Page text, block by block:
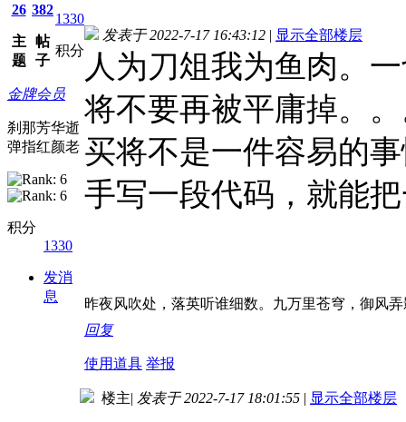
26
主
题
382
帖
子
1330
积分
金牌会员
刹那芳华逝
弹指红颜老
积分
1330
发消
息
发表于 2022-7-17 16:43:12 | 显示全部楼层
人为刀俎我为鱼肉。
将不要再被平庸掉。
买将不是一件容易的
手写一段代码，就能
昨夜风吹处，落英听谁细数。九万里苍穹，御风
回复
使用道具 举报
楼主| 发表于 2022-7-17 18:01:55 | 显示全部楼层